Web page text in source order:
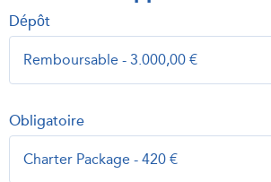
Dépôt
Obligatoire